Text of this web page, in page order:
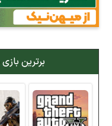
کتاب
جهت دریافت آخرین اخبار و
بله دنبال کنید (ورود)
برترین